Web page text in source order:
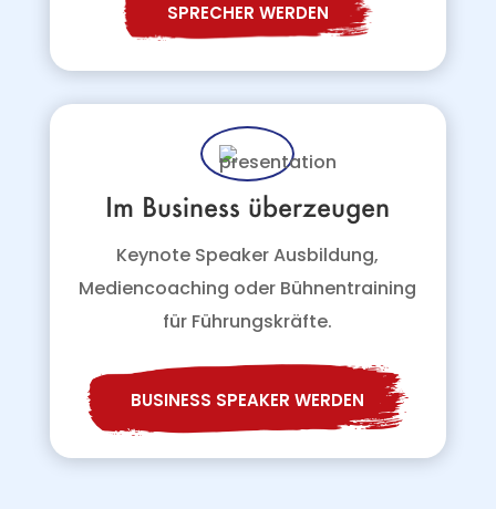
SPRECHER WERDEN
Im Business überzeugen
Keynote Speaker Ausbildung,
Mediencoaching oder Bühnentraining
für Führungskräfte.
BUSINESS SPEAKER WERDEN